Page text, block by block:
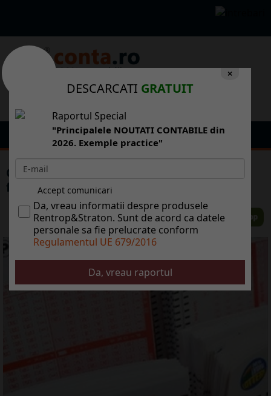
Cum se va desfasura Loteria bonurilor
fiscale? Proiectul MFP in dezbatere
×
DESCARCATI GRATUIT
Raportul Special
"Principalele NOUTATI CONTABILE din
2026. Exemple practice"
Accept comunicari
Da, vreau informatii despre produsele
Rentrop&Straton. Sunt de acord ca datele
personale sa fie prelucrate conform
Regulamentul UE 679/2016